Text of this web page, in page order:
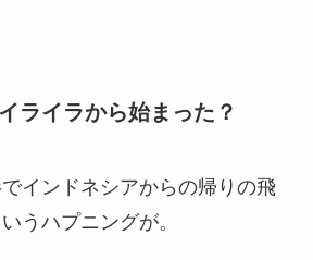
ライラから始まった？
インドネシアからの帰りの飛
うハプニングが。